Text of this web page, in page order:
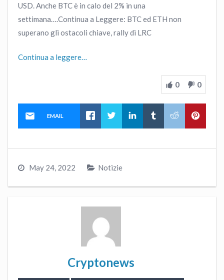
USD. Anche BTC è in calo del 2% in una
settimana….Continua a Leggere: BTC ed ETH non
superano gli ostacoli chiave, rally di LRC
Continua a leggere…
0 0
EMAIL
May 24, 2022 Notizie
Cryptonews